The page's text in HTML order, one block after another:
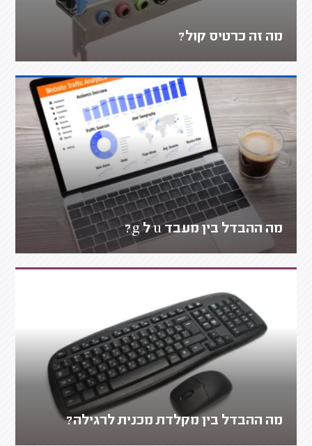
מה זה כרטיס קול?
מה ההבדל בין מעבד u ל g?
מה ההבדל בין מקלדת מכנית לרגילה?